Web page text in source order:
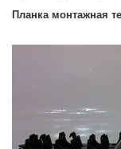
Планка монтажная